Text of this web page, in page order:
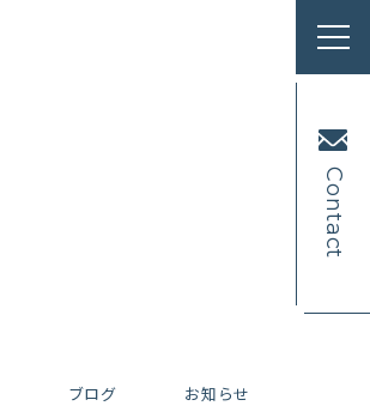
ブログ お知らせ
Contact